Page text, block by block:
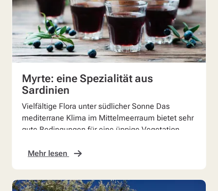
Myrte: eine Spezialität aus
Sardinien
Vielfältige Flora unter südlicher Sonne Das
mediterrane Klima im Mittelmeerraum bietet sehr
gute Bedingungen für eine üppige Vegetation.
Mehr lesen